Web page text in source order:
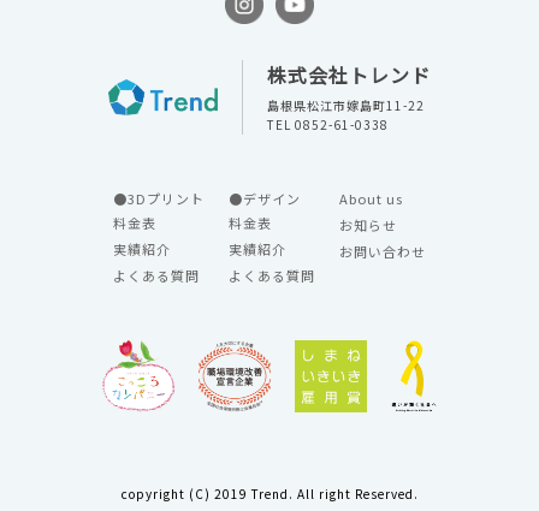
株式会社トレンド
島根県松江市嫁島町11-22
TEL 0852-61-0338
●3Dプリント
料金表
実績紹介
よくある質問
●デザイン
料金表
実績紹介
よくある質問
About us
お知らせ
お問い合わせ
copyright (C) 2019 Trend. All right Reserved.